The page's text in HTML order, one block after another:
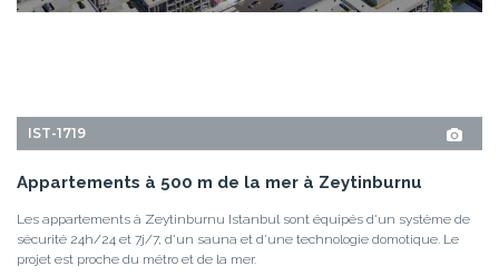
projet est proche du métro et de la mer.
PRIX DE BASE
580.000 USD
À PARTIR DE